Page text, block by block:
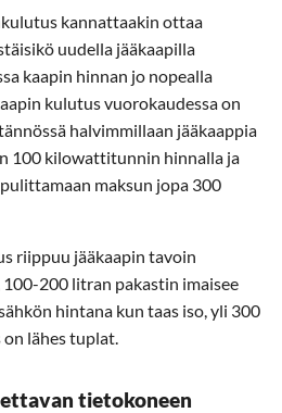
kannattaakin ottaa
uudella jääkaapilla
kaapin hinnan jo nopealla
kulutus vuorokaudessa on
halvimmillaan jääkaappia
100 kilowattitunnin hinnalla ja
maksun jopa 300
riippuu jääkaapin tavoin
200 litran pakastin imaisee
hintana kun taas iso, yli 300
lähes tuplat.
tietokoneen